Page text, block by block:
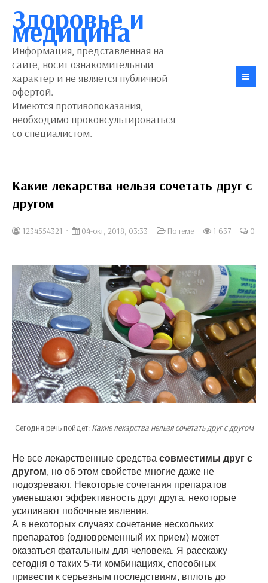
Здоровье и
медицина
Информация, представленная на
сайте, носит ознакомительный
характер и не является публичной
офертой.
Имеются противопоказания,
необходимо проконсультироваться
со специалистом.
Какие лекарства нельзя сочетать друг с
другом
1234554321 04-окт, 2018, 03:33 По теме 1 637 0
Сегодня речь пойдет: Какие лекарства нельзя сочетать друг с другом
Не все лекарственные средства совместимы друг с
другом, но об этом свойстве многие даже не
подозревают. Некоторые сочетания препаратов
уменьшают эффективность друг друга, некоторые
усиливают побочные явления.
А в некоторых случаях сочетание нескольких
препаратов (одновременный их прием) может
оказаться фатальным для человека. Я расскажу
сегодня о таких 5-ти комбинациях, способных
привести к серьезным последствиям, вплоть до